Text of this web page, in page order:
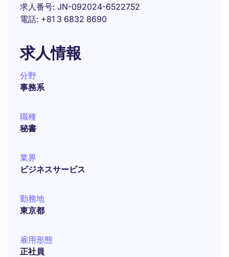
求人番号 JN-092024-6522752
電話 +81 3 6832 8690
求人情報
分野
事務系
職種
秘書
業界
ビジネスサービス
勤務地
東京都
雇用形態
正社員